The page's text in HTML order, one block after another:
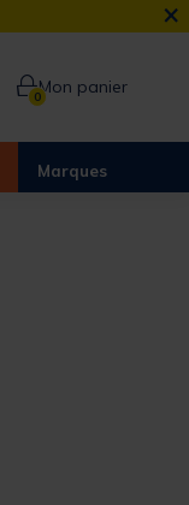
×
0Mon panier
Marques